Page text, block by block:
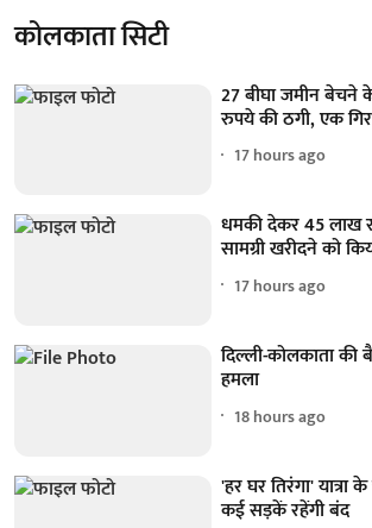
कोलकाता सिटी
27 बीघा जमीन बेचने
रुपये की ठगी, एक
17 hours ago
धमकी देकर 45 लाख
सामग्री खरीदने को
17 hours ago
दिल्ली-कोलकाता
हमला
18 hours ago
'हर घर तिरंगा'
कई सड़कें रहेंगी बंद